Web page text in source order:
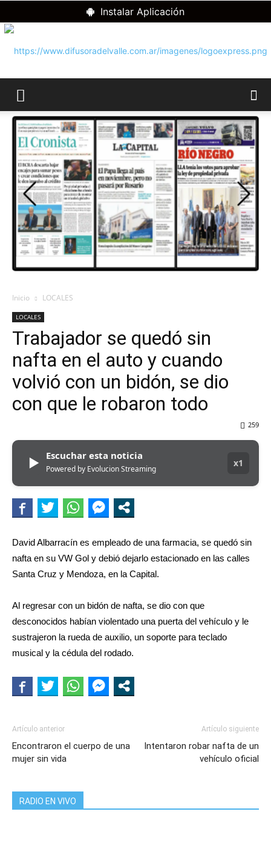
Instalar Aplicación
DIFUSORA
DEL
VALLE
Inicio LOCALES
LOCALES
Trabajador se quedó sin
nafta en el auto y cuando
volvió con un bidón, se dio
con que le robaron todo
259
▶ Escuchar esta noticia
Powered by Evolucion Streaming
x1
David Albarracín es empleado de una farmacia, se quedó sin
nafta en su VW Gol y debió dejarlo estacionado en las calles
Santa Cruz y Mendoza, en la Capital.
Al regresar con un bidón de nafta, se dio con que
desconocidos habían violentado una puerta del vehículo y le
sustrajeron la rueda de auxilio, un soporte para teclado
musical y la cédula del rodado.
Artículo anterior
Encontraron el cuerpo de una
mujer sin vida
Artículo siguiente
Intentaron robar nafta de un
vehículo oficial
RADIO EN VIVO